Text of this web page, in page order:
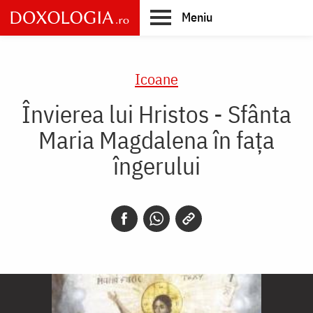
Skip
to
main
Meniu
Icoane
Învierea lui Hristos - Sfânta
Maria Magdalena în faţa
îngerului